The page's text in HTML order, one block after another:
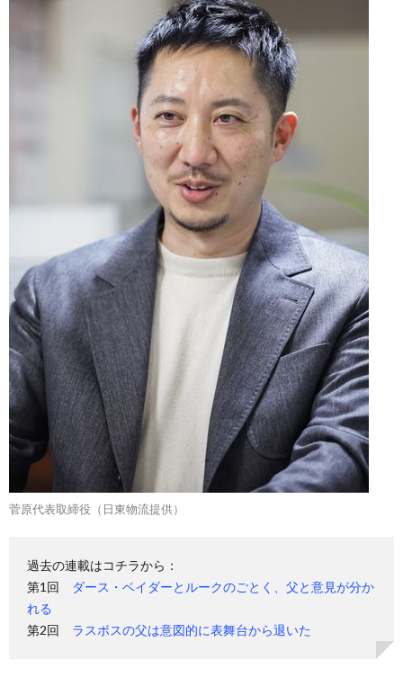
菅原代表取締役（日東物流提供）
過去の連載はコチラから：
第1回
ダース・ベイダーとルークのごとく、父と意見が分か
れる
第2回 ラスボスの父は意図的に表舞台から退いた